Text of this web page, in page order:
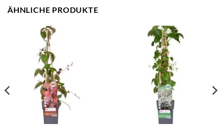
ÄHNLICHE PRODUKTE